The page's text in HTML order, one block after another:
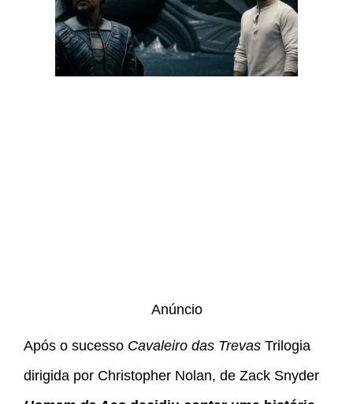
Anúncio
Após o sucesso Cavaleiro das Trevas Trilogia
dirigida por Christopher Nolan, de Zack Snyder